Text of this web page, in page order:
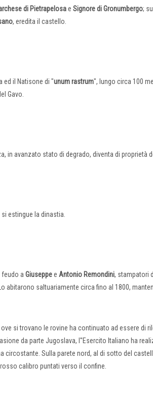
di Pietrapelosae Signore di Gronumbergo;
, eredita il castello.
ed il Natisone di "unumrastrum", lungo circa 100
Gavo.
in avanzato stato di degrado, diventa di proprietà
si estingue la dinastia.
feudo a Giuseppee Antonio Remondini, stampatori
abitarono saltuariamente circa fino al 1800,
si trovano le rovine ha continuato ad essere di
da parte Jugoslava, l''Esercito Italiano ha
circostante. Sulla parete nord, al di sotto del
calibro puntati verso il confine.